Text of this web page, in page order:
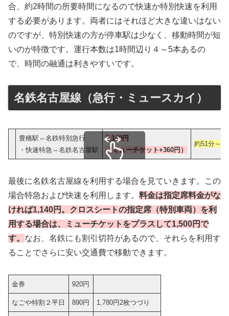
合、約2時間の所要時間になるので快速か特別快速を利用
する必要があります。両者にはそれほど大きな違いはない
のですが、特別快速の方が停車駅は少なく、移動時間が短
いのが特徴です。運行本数は1時間辺り４～5本あるの
で、時間の融通は利きやすいです。
名鉄名古屋線（急行・ミュースカイ）
豊橋駅⇔名鉄特別急行
・快速特急⇔名鉄名古屋駅
1,140円
（ミューチケット+360円）
約51分～
最後に名鉄名古屋線を利用する場合を見ていきます。この
場合特急および快速を利用します。 料金は指定席料金がな
ければ1,140円。クロスシートの指定席（特別車両）を利
用する場合は、ミューチケットをプラスして1,500円で
す。 なお、名鉄にも割引切符があるので、それらを利用す
ることでさらに安い交通費で移動できます。
金券 920円
なごや特割２平日 890円 1,780円2枚つづり